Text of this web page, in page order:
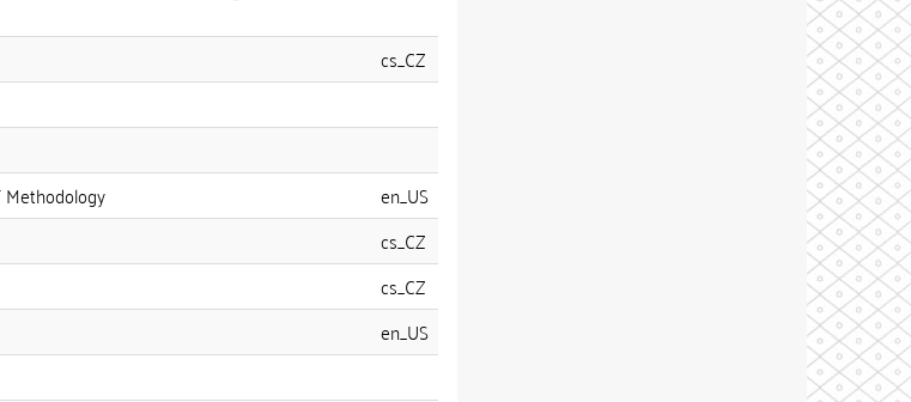
cs_CZ
en_US
cs_CZ
cs_CZ
en_US